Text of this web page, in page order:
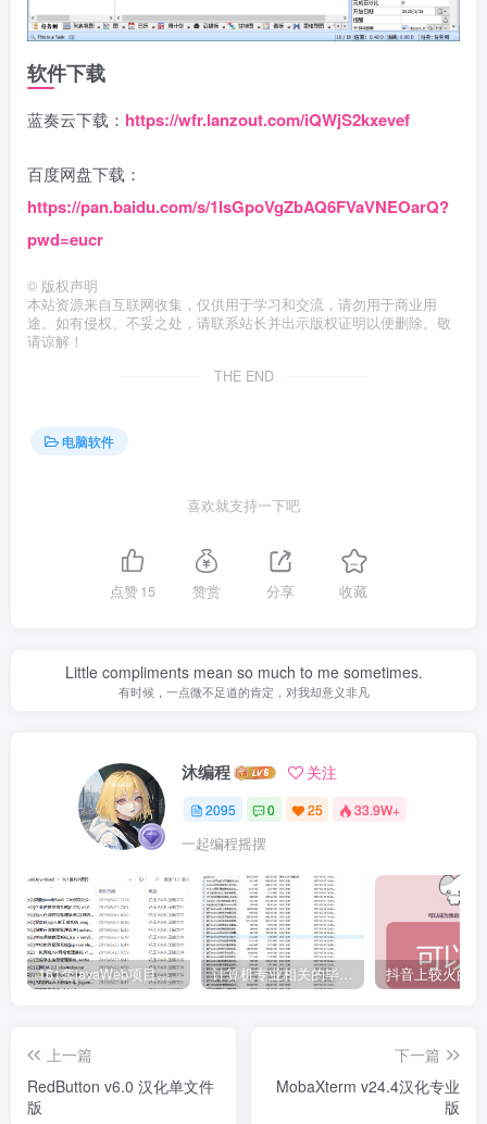
软件下载
蓝奏云下载： https://wfr.lanzout.com/iQWjS2kxevef
百度网盘下载：
https://pan.baidu.com/s/1IsGpoVgZbAQ6FVaVNEOarQ?
pwd=eucr
© 版权声明
本站资源来自互联网收集，仅供用于学习和交流，请勿用于商业用
途。如有侵权、不妥之处，请联系站长并出示版权证明以便删除。敬
请谅解！
THE END
电脑软件
喜欢就支持一下吧
点赞15 赞赏 分享 收藏
Little compliments mean so much to me sometimes.
有时候，一点微不足道的肯定，对我却意义非凡
沐编程 关注
2095 0 25 33.9W+
一起编程摇摆
161套javaWeb项目源码免费分享 计算机专业相关的毕业设计论文合集免费下载
上一篇
RedButton v6.0 汉化单文件
版
下一篇
MobaXterm v24.4汉化专业
版